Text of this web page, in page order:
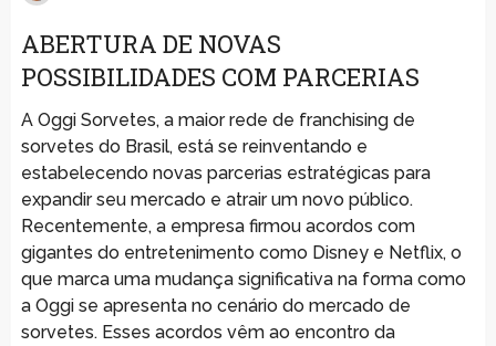
ABERTURA DE NOVAS
POSSIBILIDADES COM PARCERIAS
A Oggi Sorvetes, a maior rede de franchising de
sorvetes do Brasil, está se reinventando e
estabelecendo novas parcerias estratégicas para
expandir seu mercado e atrair um novo público.
Recentemente, a empresa firmou acordos com
gigantes do entretenimento como Disney e Netflix, o
que marca uma mudança significativa na forma como
a Oggi se apresenta no cenário do mercado de
sorvetes. Esses acordos vêm ao encontro da